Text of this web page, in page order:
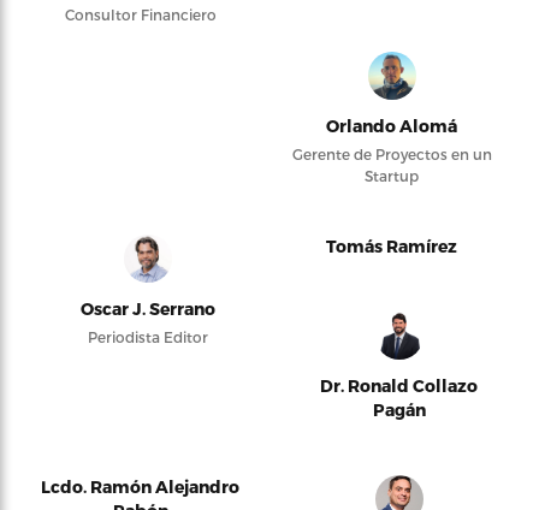
Consultor Financiero
Orlando Alomá
Gerente de Proyectos en un
Startup
Oscar J. Serrano
Periodista Editor
Tomás Ramírez
Dr. Ronald Collazo
Pagán
Lcdo. Ramón Alejandro